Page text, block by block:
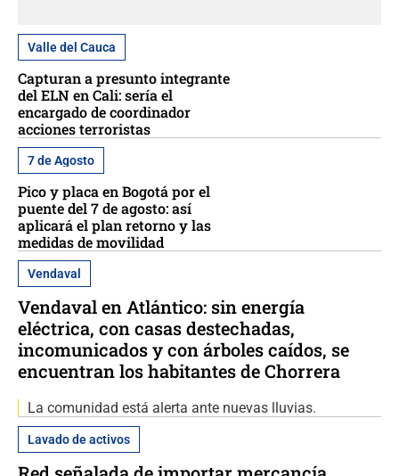
Valle del Cauca
Capturan a presunto integrante
del ELN en Cali: sería el
encargado de coordinador
acciones terroristas
7 de Agosto
Pico y placa en Bogotá por el
puente del 7 de agosto: así
aplicará el plan retorno y las
medidas de movilidad
Vendaval
Vendaval en Atlántico: sin energía
eléctrica, con casas destechadas,
incomunicados y con árboles caídos, se
encuentran los habitantes de Chorrera
La comunidad está alerta ante nuevas lluvias.
Lavado de activos